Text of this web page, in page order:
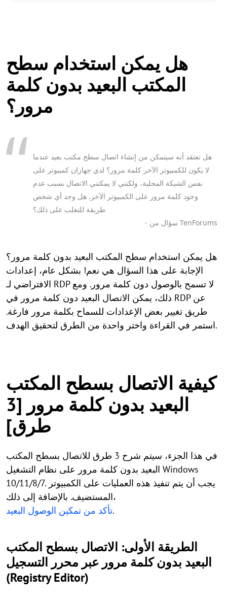
هل يمكن استخدام سطح
المكتب البعيد بدون كلمة
مرور؟
هل تعتقد أنه سيتمكن من إنشاء اتصال سطح مكتب بعيد عندما
لا يكون للكمبيوتر الآخر كلمة مرور؟ لدي جهازان كمبيوتر على
نفس الشبكة المحلية، ولكنني لا يمكنني الاتصال بسبب عدم
وجود كلمة مرور على الكمبيوتر الآخر. هل وجد أي شخص
طريقة للتغلب على ذلك؟
- سؤال من TenForums
هل يمكن استخدام سطح المكتب البعيد بدون كلمة مرور؟
الإجابة على هذا السؤال هي نعم! بشكل عام، إعدادات
الافتراضي لـ RDP لا تسمح بالوصول دون كلمة مرور. ومع
ذلك، يمكن الاتصال البعيد دون كلمة مرور في RDP عن
طريق تغيير بعض الإعدادات للسماح بكلمة مرور فارغة.
استمر في القراءة واختر واحدة من الطرق لتحقيق الهدف.
كيفية الاتصال بسطح المكتب
البعيد بدون كلمة مرور [3
طرق]
في هذا الجزء، سيتم شرح 3 طرق للاتصال بسطح المكتب
البعيد بدون كلمة مرور على نظام التشغيل Windows
10/11/8/7. يجب أن يتم تنفيذ هذه العمليات على الكمبيوتر
المستضيف. بالإضافة إلى ذلك،
تأكد من تمكين الوصول البعيد.
الطريقة الأولى: الاتصال بسطح المكتب
البعيد بدون كلمة مرور عبر محرر التسجيل
(Registry Editor)